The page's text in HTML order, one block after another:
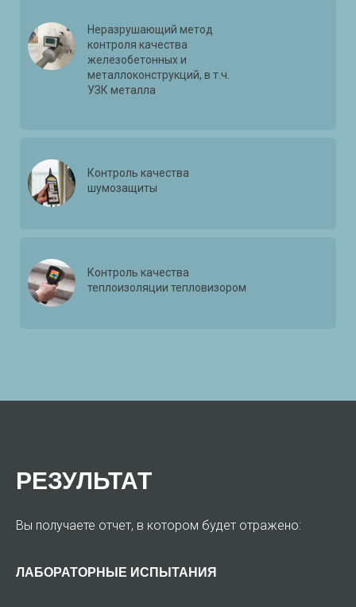
Контроль качества
теплоизоляции тепловизором
Контроль качества
шумозащиты
Неразрушающий метод
контроля качества
железобетонных и
металлоконструкций, в т.ч.
УЗК металла
РЕЗУЛЬТАТ
Вы получаете отчет, в котором будет отражено:
ЛАБОРАТОРНЫЕ ИСПЫТАНИЯ